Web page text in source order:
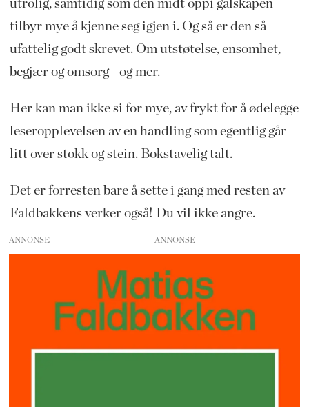
utrolig, samtidig som den midt oppi galskapen
tilbyr mye å kjenne seg igjen i. Og så er den så
ufattelig godt skrevet. Om utstøtelse, ensomhet,
begjær og omsorg - og mer.
Her kan man ikke si for mye, av frykt for å ødelegge
leseropplevelsen av en handling som egentlig går
litt over stokk og stein. Bokstavelig talt.
Det er forresten bare å sette i gang med resten av
Faldbakkens verker også! Du vil ikke angre.
ANNONSE